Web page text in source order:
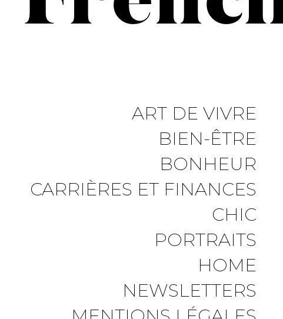
ART DE VIVRE
BIEN-ÊTRE
BONHEUR
CARRIÈRES ET FINANCES
CHIC
PORTRAITS
HOME
NEWSLETTERS